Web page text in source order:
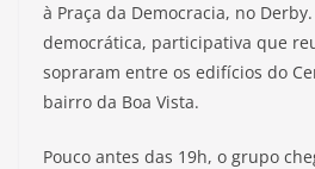
à Praça da Democracia, no
democrática, participativa que
sopraram entre os edifícios do
bairro da Boa Vista.
Pouco antes das 19h, o grupo